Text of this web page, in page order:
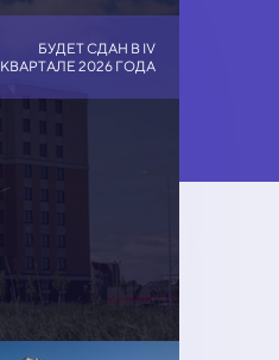
БУДЕТ СДАН В IV
КВАРТАЛЕ 2026 ГОДА